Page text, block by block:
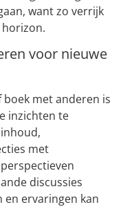
want zo verrijk
voor nieuwe
met anderen is
inzichten te
met
discussies
en ervaringen kan